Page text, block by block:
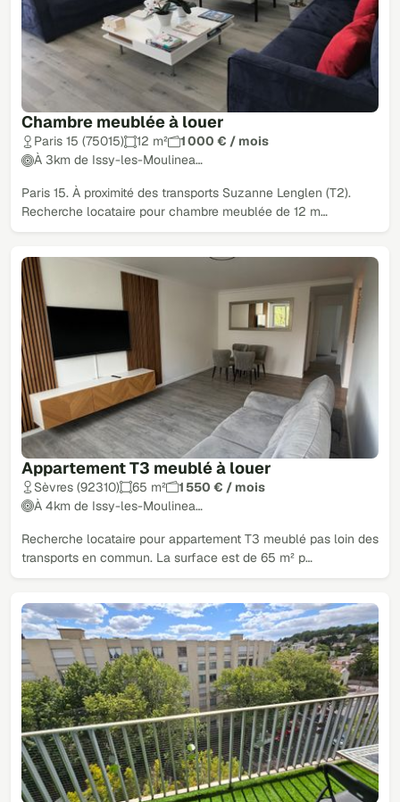
Chambre meublée à louer
Paris 15 (75015) 12 m²
1 000 € / mois
À 3km de Issy-les-Moulinea…
Paris 15. À proximité des transports Suzanne Lenglen (T2).
Recherche locataire pour chambre meublée de 12 m…
Appartement T3 meublé à louer
Sèvres (92310) 65 m²
1 550 € / mois
À 4km de Issy-les-Moulinea…
Recherche locataire pour appartement T3 meublé pas loin des
transports en commun. La surface est de 65 m² p…